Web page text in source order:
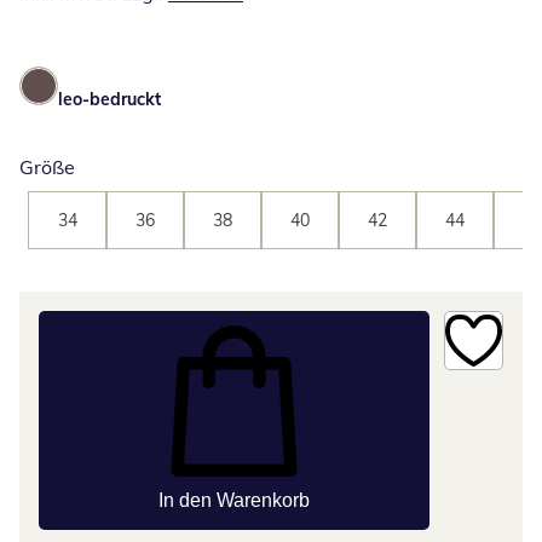
leo-bedruckt
Größe
34 36 38 40 42 44
In den Warenkorb